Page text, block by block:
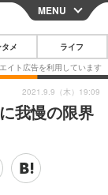
CLOSE
ートフォン
その他
・ドラマ
MENU
タメ ライフ
我慢の限界
2021.9.9（木）19:09